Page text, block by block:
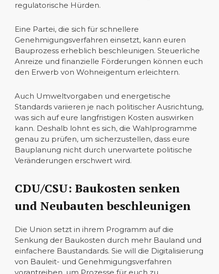
regulatorische Hürden.
Eine Partei, die sich für schnellere
Genehmigungsverfahren einsetzt, kann euren
Bauprozess erheblich beschleunigen. Steuerliche
Anreize und finanzielle Förderungen können euch
den Erwerb von Wohneigentum erleichtern.
Auch Umweltvorgaben und energetische
Standards variieren je nach politischer Ausrichtung,
was sich auf eure langfristigen Kosten auswirken
kann. Deshalb lohnt es sich, die Wahlprogramme
genau zu prüfen, um sicherzustellen, dass eure
Bauplanung nicht durch unerwartete politische
Veränderungen erschwert wird.
CDU/CSU: Baukosten senken
und Neubauten beschleunigen
Die Union setzt in ihrem Programm auf die
Senkung der Baukosten durch mehr Bauland und
einfachere Baustandards. Sie will die Digitalisierung
von Bauleit- und Genehmigungsverfahren